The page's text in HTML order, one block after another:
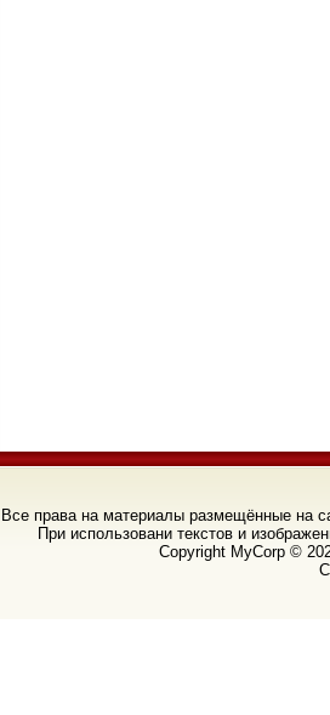
Все права на материалы размещённые на
При использовани текстов и
Copyright MyCorp ©